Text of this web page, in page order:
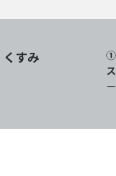
くすみ
①